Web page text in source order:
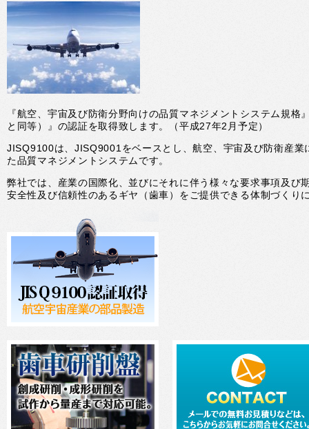
『航空、宇宙及び防衛分野向けの品質マネジメントシステム規
と同等）』の認証を取得致します。（平成27年2月予定）
JISQ9100は、JISQ9001をベースとし、航空、宇宙及び防衛産業
た品質マネジメントシステムです。
弊社では、産業の国際化、並びにそれに伴う様々な要求事項及び
安全性及び信頼性のあるギヤ（歯車）をご提供できる体制づくり